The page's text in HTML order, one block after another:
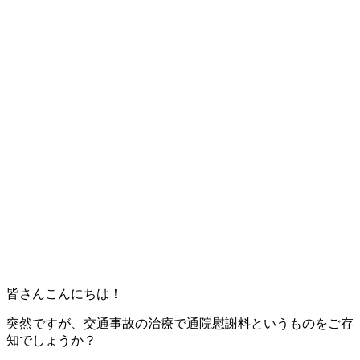
皆さんこんにちは！
突然ですが、交通事故の治療で通院慰謝料というものをご存
知でしょうか？